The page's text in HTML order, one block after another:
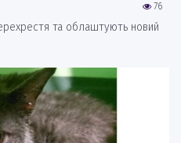
76
та облаштують новий